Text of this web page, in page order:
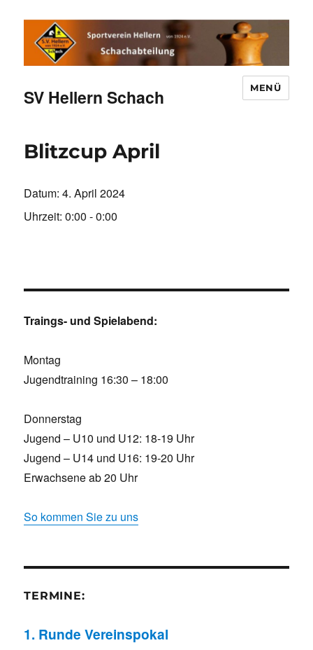
SV Hellern Schach MENÜ
Blitzcup April
Datum:4. April 2024
Uhrzeit:0:00 - 0:00
Traings- und Spielabend:
Montag
Jugendtraining 16:30 – 18:00
Donnerstag
Jugend – U10 und U12: 18-19 Uhr
Jugend – U14 und U16: 19-20 Uhr
Erwachsene ab 20 Uhr
So kommen Sie zu uns
TERMINE:
1. Runde Vereinspokal